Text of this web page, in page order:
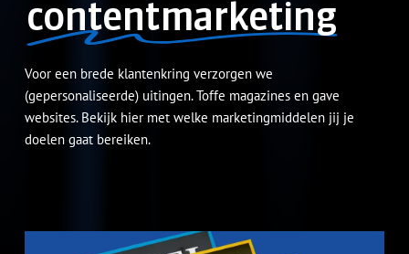
contentmarketing
Voor een brede klantenkring verzorgen we
(gepersonaliseerde) uitingen. Toffe magazines en gave
websites. Bekijk hier met welke marketingmiddelen jij je
doelen gaat bereiken.